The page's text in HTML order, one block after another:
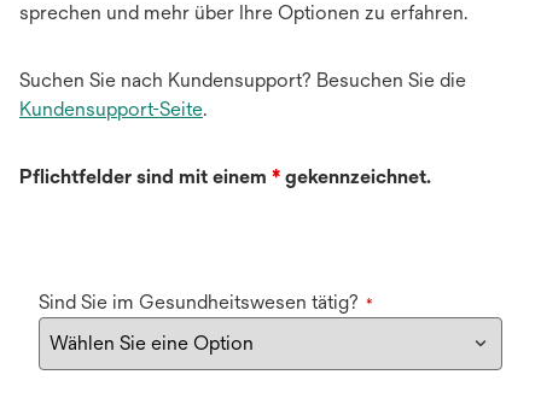
sprechen und mehr über Ihre Optionen zu erfahren.
Suchen Sie nach Kundensupport? Besuchen Sie die
Kundensupport-Seite.
Pflichtfelder sind mit einem * gekennzeichnet.
Sind Sie im Gesundheitswesen tätig? *